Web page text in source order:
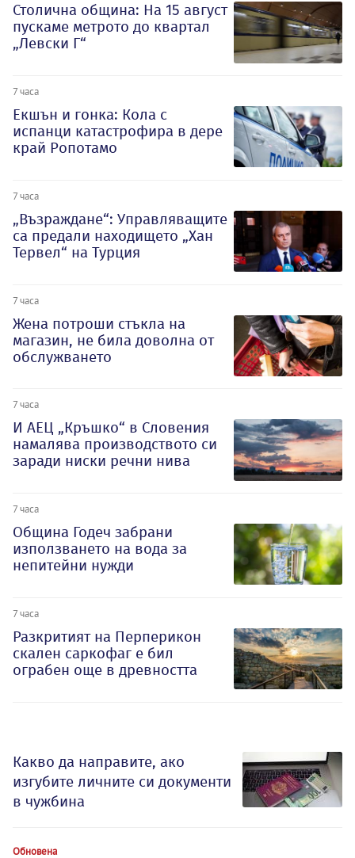
Столична община: На 15 август
пускаме метрото до квартал
„Левски Г“
7 часа
Екшън и гонка: Кола с
испанци катастрофира в дере
край Ропотамо
7 часа
„Възраждане“: Управляващите
са предали находището „Хан
Тервел“ на Турция
7 часа
Жена потроши стъкла на
магазин, не била доволна от
обслужването
7 часа
И АЕЦ „Кръшко“ в Словения
намалява производството си
заради ниски речни нива
7 часа
Община Годеч забрани
използването на вода за
непитейни нужди
7 часа
Разкритият на Перперикон
скален саркофаг е бил
ограбен още в древността
Какво да направите, ако
изгубите личните си документи
в чужбина
Обновена